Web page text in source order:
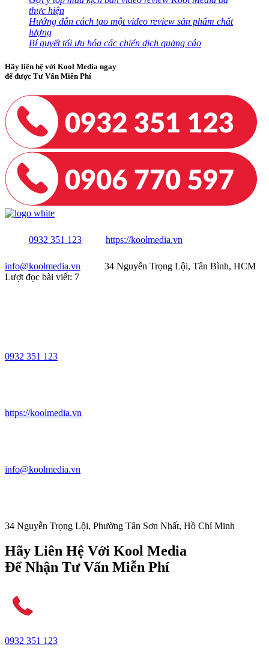
thực hiện
Hướng dẫn cách tạo một video review sản phẩm chất
lượng
Bí quyết tối ưu hóa các chiến dịch quảng cáo
Hãy liên hệ với Kool Media ngay
để được Tư Vấn Miễn Phí
0932 351 123 https://koolmedia.vn
info@koolmedia.vn
34 Nguyễn Trọng Lội, Tân Bình, HCM
Lượt đọc bài viết: 7
0932 351 123
https://koolmedia.vn
info@koolmedia.vn
34 Nguyễn Trọng Lội, Phường Tân Sơn Nhất, Hồ Chí Minh
Hãy Liên Hệ Với Kool Media
Để Nhận Tư Vấn Miễn Phí
0932 351 123